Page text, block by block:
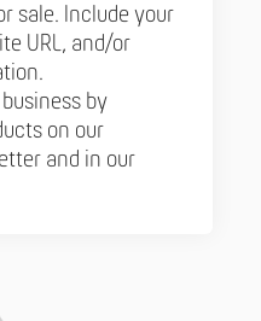
sale. Include your
URL, and/or
by
on our
and in our